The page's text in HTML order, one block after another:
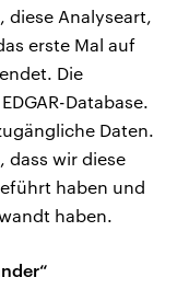
diese Analyseart,
erste Mal auf
Die
Database.
Daten.
dass wir diese
haben und
haben.